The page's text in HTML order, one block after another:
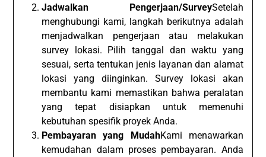
Jadwalkan Pengerjaan/SurveySetelah
menghubungi kami, langkah berikutnya adalah
menjadwalkan pengerjaan atau melakukan
survey lokasi. Pilih tanggal dan waktu yang
sesuai, serta tentukan jenis layanan dan alamat
lokasi yang diinginkan. Survey lokasi akan
membantu kami memastikan bahwa peralatan
yang tepat disiapkan untuk memenuhi
kebutuhan spesifik proyek Anda.
Pembayaran yang MudahKami menawarkan
kemudahan dalam proses pembayaran. Anda